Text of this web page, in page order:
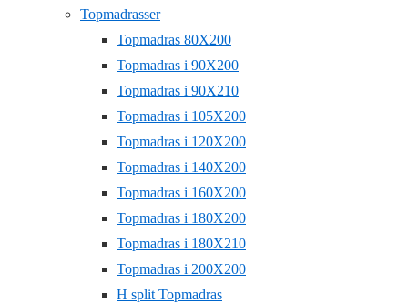
Topmadrasser
Topmadras 80X200
Topmadras i 90X200
Topmadras i 90X210
Topmadras i 105X200
Topmadras i 120X200
Topmadras i 140X200
Topmadras i 160X200
Topmadras i 180X200
Topmadras i 180X210
Topmadras i 200X200
H split Topmadras